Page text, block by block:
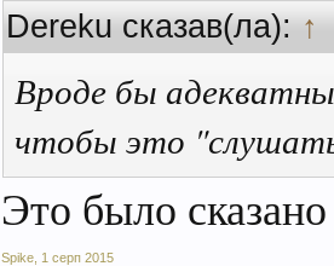
Dereku сказав(ла):↑
Вроде бы
чтобы это
Это было
Spike 1 серп 2015